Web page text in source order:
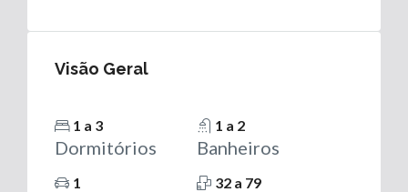
Visão Geral
1 a 3
Dormitórios
1 a 2
Banheiros
1 32 a 79